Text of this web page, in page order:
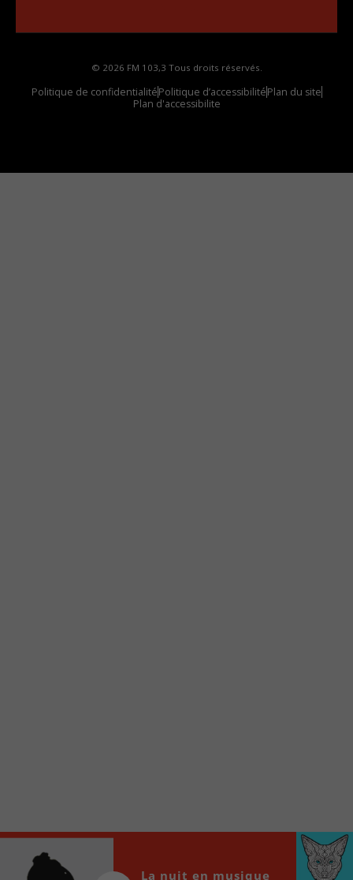
© 2026 FM 103,3 Tous droits réservés.
Politique de confidentialitéPolitique d’accessibilitéPlan du site
Plan d'accessibilite
locale vous sont maintenant accessibles en un clic!
Audio
00:00 00:00
La nuit en musique